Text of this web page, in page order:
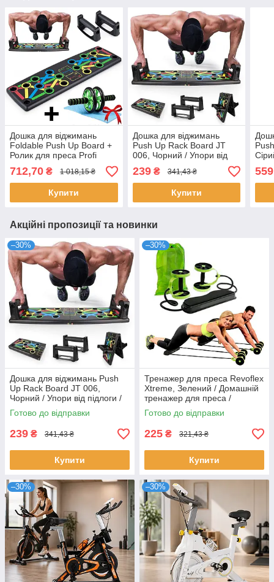
Дошка для віджимань
Foldable Push Up Board +
Ролик для преса Profi
Sports, Чорний /
Платформа з упорами
712,70 ₴ 1 018,15 ₴
Купити
Дошка для віджимань
Push Up Rack Board JT
006, Чорний / Упори від
підлоги / Тренажер для
вправ
239₴ 341,43 ₴
Купити
559
Акційні пропозиції та новинки
–30%
Дошка для віджимань Push
Up Rack Board JT 006,
Чорний / Упори від підлоги /
Тренажер для вправ
Готово до відправки
239 ₴ 341,43 ₴
Купити
–30%
Тренажер для преса Revoflex
Xtreme, Зелений / Домашній
тренажер для преса /
Тренажер для тренування
преса
Готово до відправки
225 ₴ 321,43 ₴
Купити
–30% –30%